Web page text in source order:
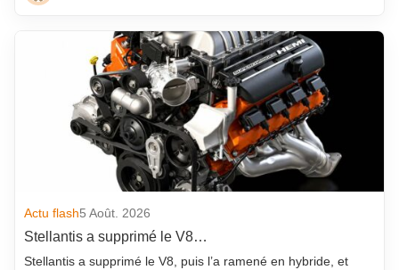
Actu flash5 Août. 2026
Stellantis a supprimé le V8…
Stellantis a supprimé le V8, puis l’a ramené en hybride, et